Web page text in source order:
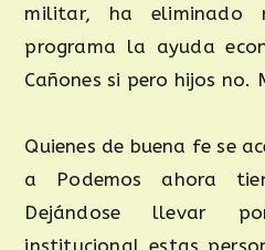
militar, ha eliminado
programa la ayuda
Cañones si pero hijos no.
Quienes de buena fe se
a Podemos ahora
Dejándose llevar
institucional estas